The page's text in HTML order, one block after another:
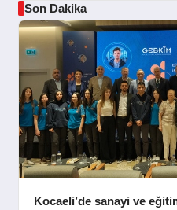
Son Dakika
Kocaeli’de sanayi ve